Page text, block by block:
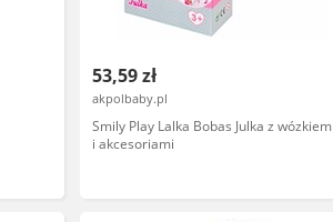
53,59 zł
akpolbaby.pl
Smily Play Lalka Bobas Julka z wózkiem
i akcesoriami